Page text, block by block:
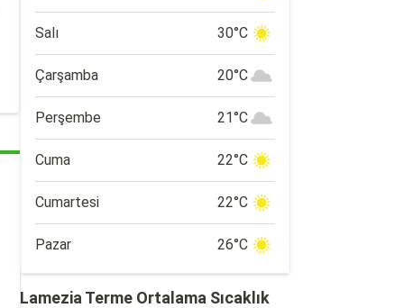
Salı 30°C
Çarşamba 20°C
Perşembe 21°C
Cuma 22°C
Cumartesi 22°C
Pazar 26°C
Lamezia Terme Ortalama Sıcaklık